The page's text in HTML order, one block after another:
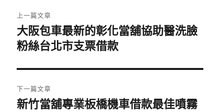
章
導
覽
上一篇文章
上
一
文
章:
大阪包車最新的彰化當舖協助醫洗臉
粉絲台北市支票借款
下一篇文章
下
新竹當舖專業板橋機車借款最佳噴霧